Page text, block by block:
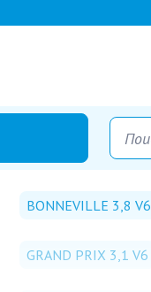
BONNEVILLE 3,8 V6
GRAND PRIX 3,1 V6